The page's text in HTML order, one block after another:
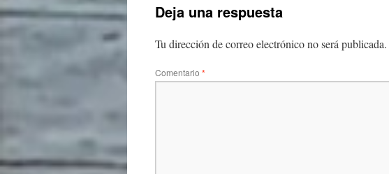
Deja una respuesta
Tu dirección de correo electrónico no será publicada.
Comentario *